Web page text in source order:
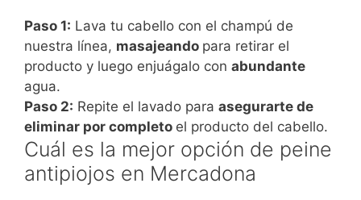
Paso 1: Lava tu cabello con el champú de
nuestra línea, masajeando para retirar el
producto y luego enjuágalo con abundante
agua.
Paso 2: Repite el lavado para asegurarte de
eliminar por completo el producto del cabello.
Cuál es la mejor opción de peine
antipiojos en Mercadona